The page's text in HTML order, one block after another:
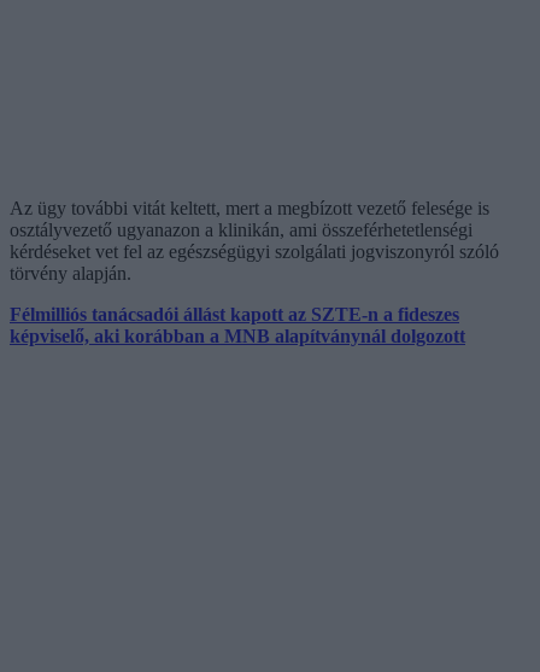
Az ügy további vitát keltett, mert a megbízott vezető felesége is
osztályvezető ugyanazon a klinikán, ami összeférhetetlenségi
kérdéseket vet fel az egészségügyi szolgálati jogviszonyról szóló
törvény alapján.
Félmilliós tanácsadói állást kapott az SZTE-n a fideszes
képviselő, aki korábban a MNB alapítványnál dolgozott